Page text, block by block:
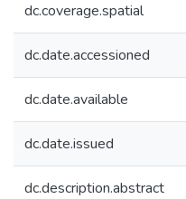
dc.coverage.spatial
dc.date.accessioned
dc.date.available
dc.date.issued
dc.description.abstract